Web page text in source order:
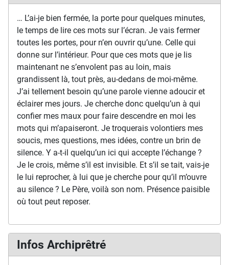
… L’ai-je bien fermée, la porte pour quelques minutes,
le temps de lire ces mots sur l’écran. Je vais fermer
toutes les portes, pour n’en ouvrir qu’une. Celle qui
donne sur l’intérieur. Pour que ces mots que je lis
maintenant ne s’envolent pas au loin, mais
grandissent là, tout près, au-dedans de moi-même.
J’ai tellement besoin qu’une parole vienne adoucir et
éclairer mes jours. Je cherche donc quelqu’un à qui
confier mes maux pour faire descendre en moi les
mots qui m’apaiseront. Je troquerais volontiers mes
soucis, mes questions, mes idées, contre un brin de
silence. Y a-t-il quelqu’un ici qui accepte l’échange ?
Je le crois, même s’il est invisible. Et s’il se tait, vais-je
le lui reprocher, à lui que je cherche pour qu’il m’ouvre
au silence ? Le Père, voilà son nom. Présence paisible
où tout peut reposer.
Infos Archiprêtré